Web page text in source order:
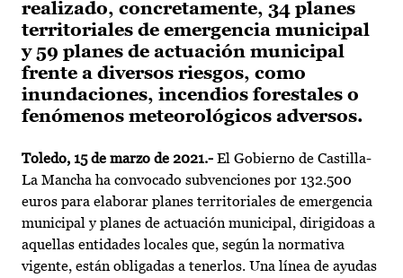
realizado, concretamente, 34 planes
territoriales de emergencia municipal
y 59 planes de actuación municipal
frente a diversos riesgos, como
inundaciones, incendios forestales o
fenómenos meteorológicos adversos.
Toledo, 15 de marzo de 2021.- El Gobierno de Castilla-
La Mancha ha convocado subvenciones por 132.500
euros para elaborar planes territoriales de emergencia
municipal y planes de actuación municipal, dirigidoas a
aquellas entidades locales que, según la normativa
vigente, están obligadas a tenerlos. Una línea de ayudas